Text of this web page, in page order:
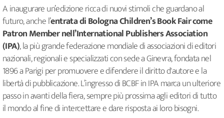
A inaugurare un’edizione ricca di nuovi stimoli che guardano al
futuro, anche l’entrata di Bologna Children’s Book Fair come
Patron Member nell’International Publishers Association
(IPA), la più grande federazione mondiale di associazioni di editori
nazionali, regionali e specializzati con sede a Ginevra, fondata nel
1896 a Parigi per promuovere e difendere il diritto d'autore e la
libertà di pubblicazione. L’ingresso di BCBF in IPA marca un ulteriore
passo in avanti della fiera, sempre più prossima agli editori di tutto
il mondo al fine di intercettare e dare risposta ai loro bisogni.